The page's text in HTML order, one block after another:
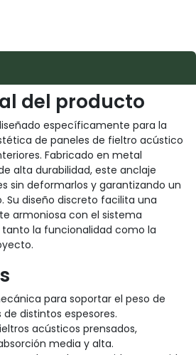
del producto
específicamente para la
de paneles de fieltro acústico
Fabricado en metal
alta durabilidad, este anclaje
sin deformarlos y garantizando un
Su diseño discreto facilita una
armoniosa con el sistema
la funcionalidad como la
para soportar el peso de
distintos espesores.
acústicos prensados,
media y alta.